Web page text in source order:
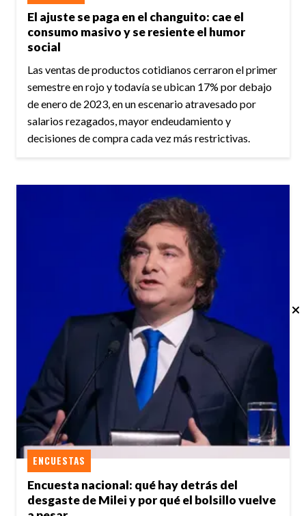
El ajuste se paga en el changuito: cae el
consumo masivo y se resiente el humor
social
Las ventas de productos cotidianos cerraron el primer
semestre en rojo y todavía se ubican 17% por debajo
de enero de 2023, en un escenario atravesado por
salarios rezagados, mayor endeudamiento y
decisiones de compra cada vez más restrictivas.
Encuesta nacional: qué hay detrás del
desgaste de Milei y por qué el bolsillo vuelve
ENCUESTAS